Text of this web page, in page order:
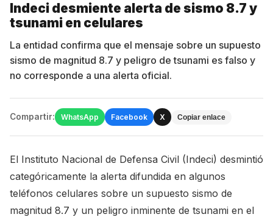
Indeci desmiente alerta de sismo 8.7 y
tsunami en celulares
La entidad confirma que el mensaje sobre un supuesto
sismo de magnitud 8.7 y peligro de tsunami es falso y
no corresponde a una alerta oficial.
Compartir: WhatsApp Facebook X Copiar enlace
El Instituto Nacional de Defensa Civil (Indeci) desmintió
categóricamente la alerta difundida en algunos
teléfonos celulares sobre un supuesto sismo de
magnitud 8.7 y un peligro inminente de tsunami en el